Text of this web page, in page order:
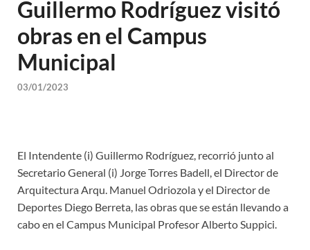
Guillermo Rodríguez visitó
obras en el Campus
Municipal
03/01/2023
El Intendente (i) Guillermo Rodríguez, recorrió junto al
Secretario General (i) Jorge Torres Badell, el Director de
Arquitectura Arqu. Manuel Odriozola y el Director de
Deportes Diego Berreta, las obras que se están llevando a
cabo en el Campus Municipal Profesor Alberto Suppici.